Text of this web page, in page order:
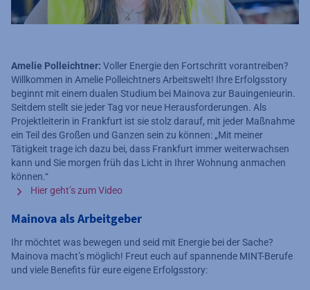
Amelie Polleichtner: Voller Energie den Fortschritt vorantreiben?
Willkommen in Amelie Polleichtners Arbeitswelt! Ihre Erfolgsstory
beginnt mit einem dualen Studium bei Mainova zur Bauingenieurin.
Seitdem stellt sie jeder Tag vor neue Herausforderungen. Als
Projektleiterin in Frankfurt ist sie stolz darauf, mit jeder Maßnahme
ein Teil des Großen und Ganzen sein zu können: „Mit meiner
Tätigkeit trage ich dazu bei, dass Frankfurt immer weiterwachsen
kann und Sie morgen früh das Licht in Ihrer Wohnung anmachen
können.“
Hier geht’s zum Video
Mainova als Arbeitgeber
Ihr möchtet was bewegen und seid mit Energie bei der Sache?
Mainova macht’s möglich! Freut euch auf spannende MINT-Berufe
und viele Benefits für eure eigene Erfolgsstory: